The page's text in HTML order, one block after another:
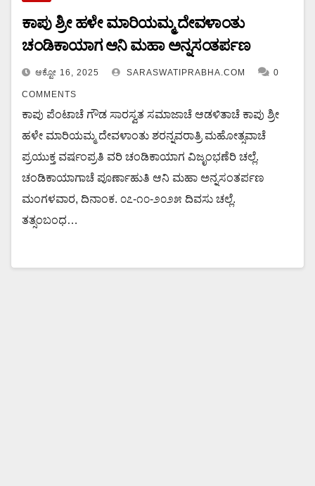
ಕಾಪು ಶ್ರೀ ಹಳೇ ಮಾರಿಯಮ್ಮ ದೇವಳಾಂತು
ಚಂಡಿಕಾಯಾಗ ಆನಿ ಮಹಾ ಅನ್ನಸಂತರ್ಪಣ
ಆಕ್ಟೋ 16, 2025 SARASWATIPRABHA.COM 0
COMMENTS
ಕಾಪು ಪೆಂಟಾಚೆ ಗೌಡ ಸಾರಸ್ವತ ಸಮಾಜಾಚೆ ಆಡಳಿತಾಚೆ ಕಾಪು ಶ್ರೀ
ಹಳೇ ಮಾರಿಯಮ್ಮ ದೇವಳಾಂತು ಶರನ್ನವರಾತ್ರಿ ಮಹೋತ್ಸವಾಚೆ
ಪ್ರಯುಕ್ತ ವರ್ಷಂಪ್ರತಿ ವರಿ ಚಂಡಿಕಾಯಾಗ ವಿಜೃಂಭಣೆರಿ ಚಲ್ಲೆ.
ಚಂಡಿಕಾಯಾಗಾಚೆ ಪೂರ್ಣಾಹುತಿ ಆನಿ ಮಹಾ ಅನ್ನಸಂತರ್ಪಣ
ಮಂಗಳವಾರ, ದಿನಾಂಕ. ೦೭-೧೦-೨೦೨೫ ದಿವಸು ಚಲ್ಲೆ.
ತತ್ಸಂಬಂಧ…